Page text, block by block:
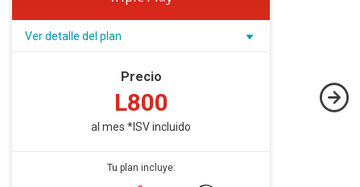
Ver detalle del plan
Precio
L800
al mes *ISV incluido
Tu plan incluye: